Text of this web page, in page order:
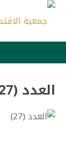
العدد (27)